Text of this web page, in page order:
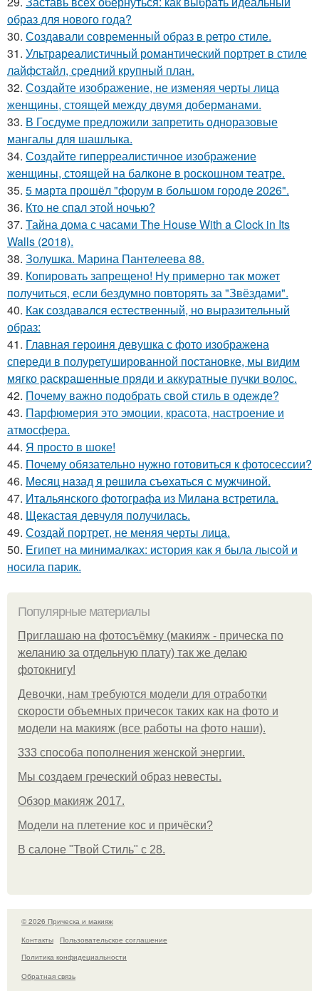
образ для нового года?
30. Создавали современный образ в ретро стиле.
31. Ультрареалистичный романтический портрет в стиле
лайфстайл, средний крупный план.
32. Создайте изображение, не изменяя черты лица
женщины, стоящей между двумя доберманами.
33. В Госдуме предложили запретить одноразовые
мангалы для шашлыка.
34. Создайте гиперреалистичное изображение
женщины, стоящей на балконе в роскошном театре.
35. 5 марта прошёл "форум в большом городе 2026".
36. Кто не спал этой ночью?
37. Тайна дома с часами The House With a Clock in Its
Walls (2018).
38. Золушка. Марина Пантелеева 88.
39. Копировать запрещено! Ну примерно так может
получиться, если бездумно повторять за "Звёздами".
40. Как создавался естественный, но выразительный
образ:
41. Главная героиня девушка с фото изображена
спереди в полуретушированной постановке, мы видим
мягко раскрашенные пряди и аккуратные пучки волос.
42. Почему важно подобрать свой стиль в одежде?
43. Парфюмерия это эмоции, красота, настроение и
атмосфера.
44. Я просто в шоке!
45. Почему обязательно нужно готовиться к фотосессии?
46. Мeсяц нaзад я рeшила съeхаться с мужчиной.
47. Итальянского фотографа из Милана встретила.
48. Щекастая девчуля получилась.
49. Создай портрет, не меняя черты лица.
50. Египет на минималках: история как я была лысой и
носила парик.
Популярные материалы
Приглашаю на фотосъёмку (макияж - прическа по
желанию за отдельную плату) так же делаю
фотокнигу!
Девочки, нам требуются модели для отработки
скорости объемных причесок таких как на фото и
модели на макияж (все работы на фото наши).
333 способа пополнения женской энергии.
Мы создаем греческий образ невесты.
Обзор макияж 2017.
Модели на плетение кос и причёски?
В салоне "Твой Стиль" с 28.
© 2026 Прическа и макияж
Контакты
Пользовательское соглашение
Политика конфидециальности
Обратная связь